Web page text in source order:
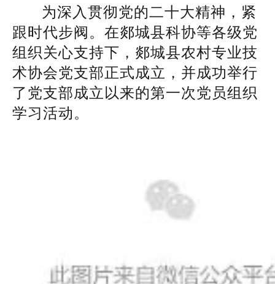
为深入贯彻党的二十大精神，紧
跟时代步阀。在郯城县科协等各级党
组织关心支持下，郯城县农村专业技
术协会党支部正式成立，并成功举行
了党支部成立以来的第一次党员组织
学习活动。